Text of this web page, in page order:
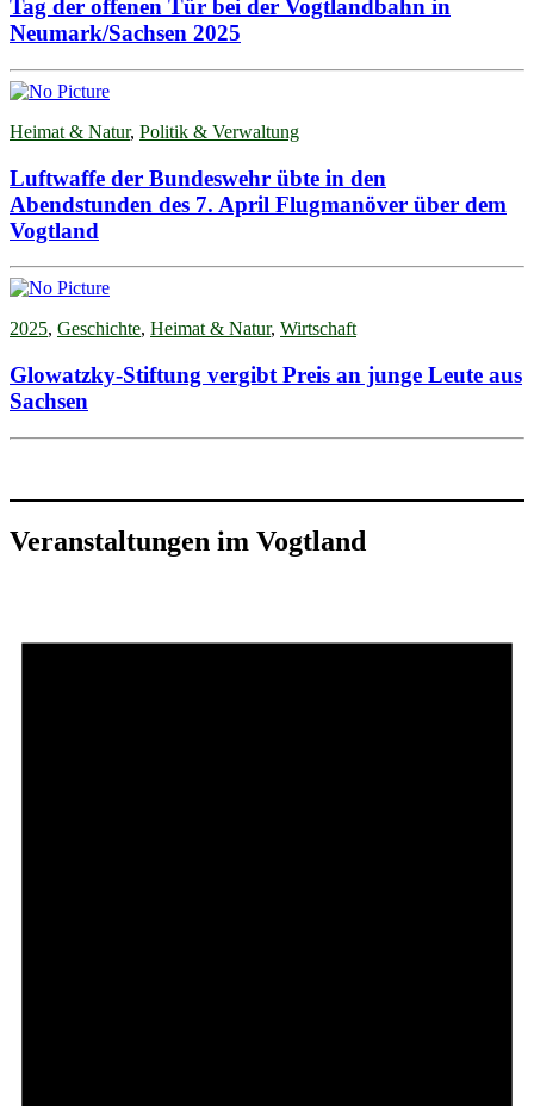
Tag der offenen Tür bei der Vogtlandbahn in
Neumark/Sachsen 2025
Heimat & Natur, Politik & Verwaltung
Luftwaffe der Bundeswehr übte in den
Abendstunden des 7. April Flugmanöver über dem
Vogtland
2025, Geschichte, Heimat & Natur, Wirtschaft
Glowatzky-Stiftung vergibt Preis an junge Leute aus
Sachsen
Veranstaltungen im Vogtland